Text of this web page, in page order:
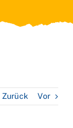
Zurück Vor